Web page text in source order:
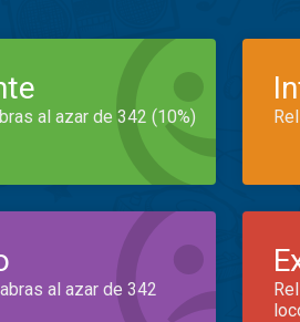
al azar de 342 (10%)
al azar de 342